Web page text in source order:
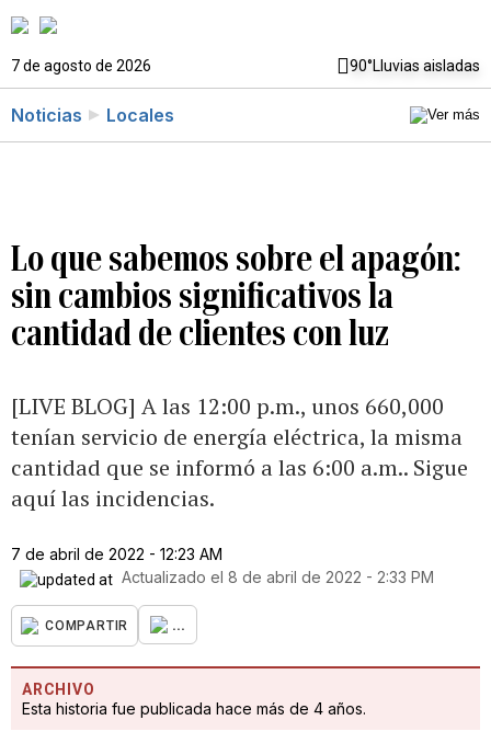
7 de agosto de 2026 90°Lluvias aisladas
Noticias Locales
Lo que sabemos sobre el apagón:
sin cambios significativos la
cantidad de clientes con luz
[LIVE BLOG] A las 12:00 p.m., unos 660,000
tenían servicio de energía eléctrica, la misma
cantidad que se informó a las 6:00 a.m.. Sigue
aquí las incidencias.
7 de abril de 2022 - 12:23 AM
Actualizado el 8 de abril de 2022 - 2:33 PM
COMPARTIR ...
ARCHIVO
Esta historia fue publicada hace más de 4 años.